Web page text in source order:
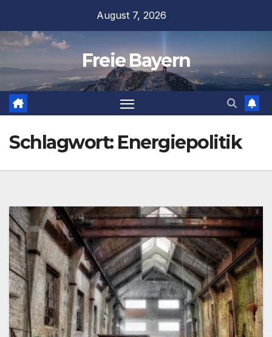
springen
August 7, 2026
Freie Bayern
Schlagwort: Energiepolitik